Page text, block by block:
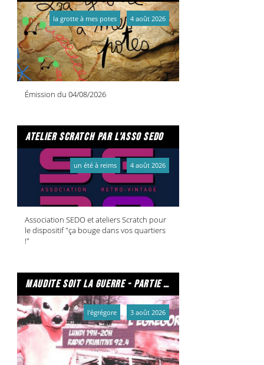
Émission du 04/08/2026
la grotte à mes potes 4 août 2026
atelier scratch par l'asso sedo
Association SEDO et ateliers Scratch pour
le dispositif "ça bouge dans vos quartiers
!"
un été à reims 4 août 2026
maudite soit la guerre - partie 2/2
l'égrégore 3 août 2026